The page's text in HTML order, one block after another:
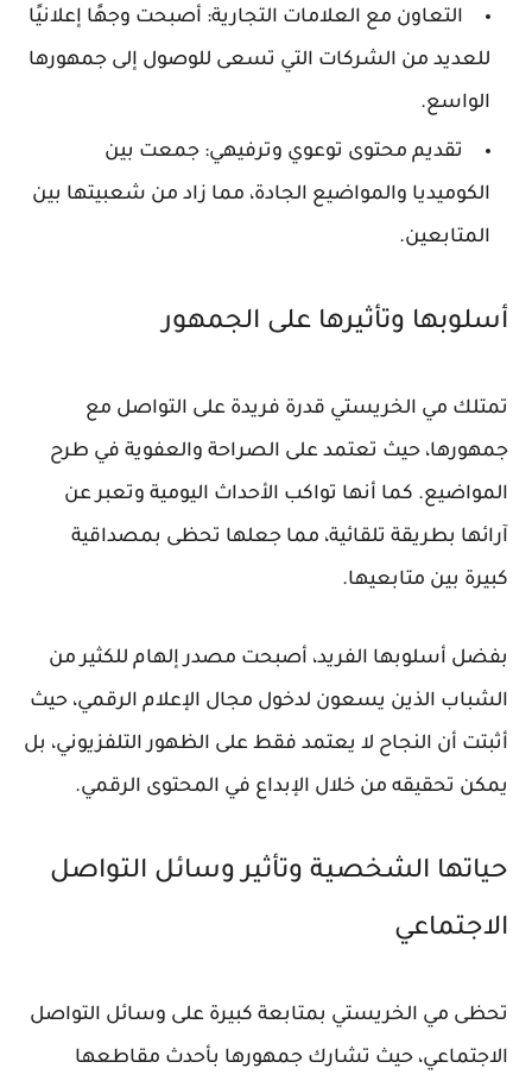
التعاون مع العلامات التجارية: أصبحت وجهًا إعلانيًا
للعديد من الشركات التي تسعى للوصول إلى جمهورها
الواسع.
تقديم محتوى توعوي وترفيهي: جمعت بين
الكوميديا والمواضيع الجادة، مما زاد من شعبيتها بين
المتابعين.
أسلوبها وتأثيرها على الجمهور
تمتلك مي الخريستي قدرة فريدة على التواصل مع
جمهورها، حيث تعتمد على الصراحة والعفوية في طرح
المواضيع. كما أنها تواكب الأحداث اليومية وتعبر عن
آرائها بطريقة تلقائية، مما جعلها تحظى بمصداقية
كبيرة بين متابعيها.
بفضل أسلوبها الفريد، أصبحت مصدر إلهام للكثير من
الشباب الذين يسعون لدخول مجال الإعلام الرقمي، حيث
أثبتت أن النجاح لا يعتمد فقط على الظهور التلفزيوني، بل
يمكن تحقيقه من خلال الإبداع في المحتوى الرقمي.
حياتها الشخصية وتأثير وسائل التواصل
الاجتماعي
تحظى مي الخريستي بمتابعة كبيرة على وسائل التواصل
الاجتماعي، حيث تشارك جمهورها بأحدث مقاطعها